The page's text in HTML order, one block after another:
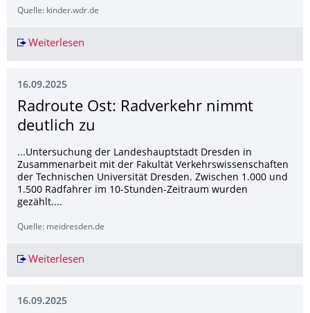
Quelle: kinder.wdr.de
Weiterlesen
16.09.2025
Radroute Ost: Radverkehr nimmt
deutlich zu
...Untersuchung der Landeshauptstadt Dresden in
Zusammenarbeit mit der Fakultät Verkehrswissenschaften
der Technischen Universität Dresden. Zwischen 1.000 und
1.500 Radfahrer im 10-Stunden-Zeitraum wurden
gezählt....
Quelle: meidresden.de
Weiterlesen
16.09.2025